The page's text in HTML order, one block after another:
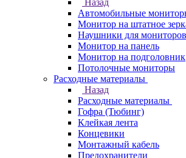
Назад
Автомобильные
Монитор на штатное
Наушники для мониторов
Монитор на панель
Монитор на подголовник
Потолочные мониторы
Расходные материалы
Назад
Расходные материалы
Гофра (Тюбинг)
Клейкая лента
Концевики
Монтажный кабель
Предохранители